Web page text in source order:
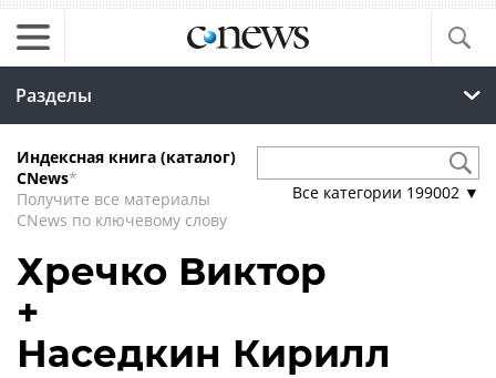
Разделы
Индексная книга (каталог)
CNews*
Получите все материалы
CNews по ключевому слову
Все категории 199002 ▼
Хречко Виктор
+
Наседкин Кирилл